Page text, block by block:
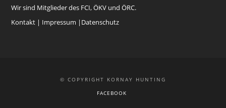
Wir sind Mitglieder des FCI, ÖKV und ÖRC.
Kontakt | Impressum | Datenschutz
© COPYRIGHT KORNAY HUNTING
FACEBOOK